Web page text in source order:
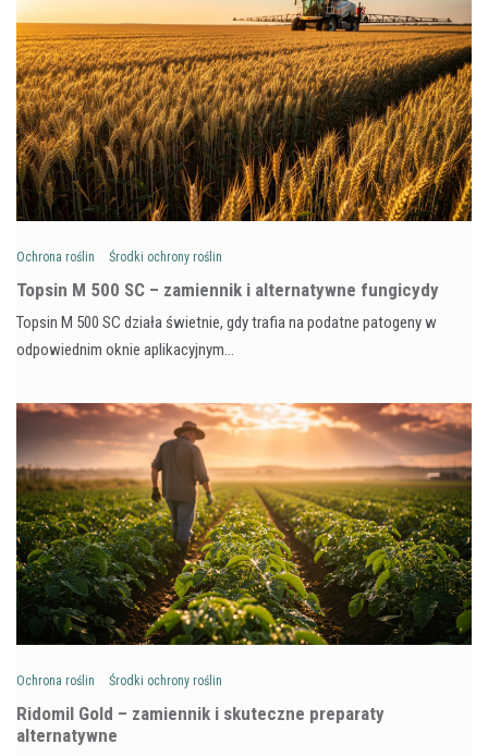
Ochrona roślin Środki ochrony roślin
Topsin M 500 SC – zamiennik i alternatywne fungicydy
Topsin M 500 SC działa świetnie, gdy trafia na podatne patogeny w
odpowiednim oknie aplikacyjnym…
Ochrona roślin Środki ochrony roślin
Ridomil Gold – zamiennik i skuteczne preparaty
alternatywne